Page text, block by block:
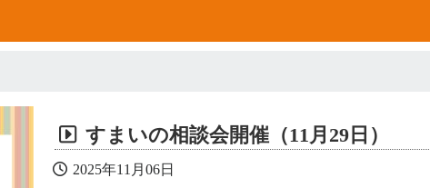
すまいの相談会開催（11月29日）
2025年11月06日